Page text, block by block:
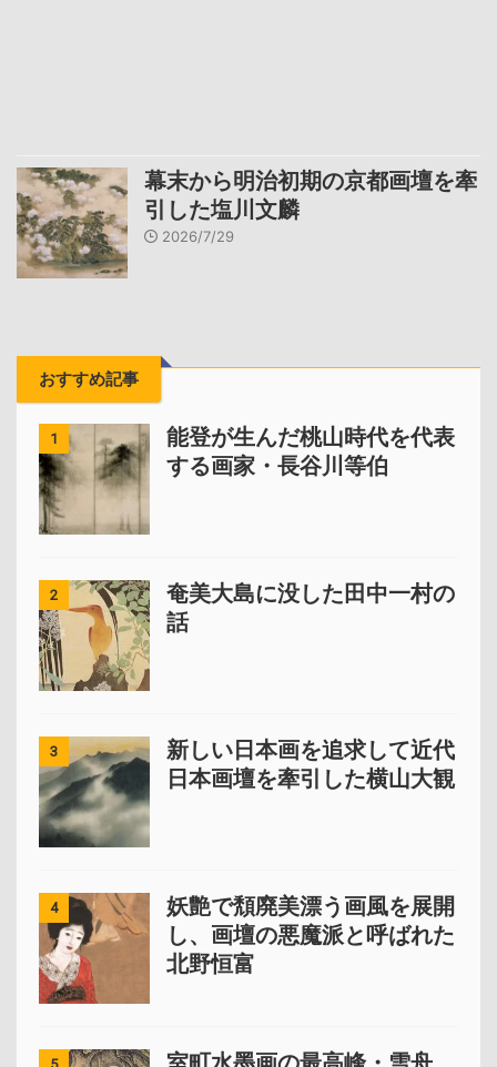
幕末から明治初期の京都画壇を牽
引した塩川文麟
2026/7/29
おすすめ記事
1
能登が生んだ桃山時代を代表
する画家・長谷川等伯
2
奄美大島に没した田中一村の
話
3
新しい日本画を追求して近代
日本画壇を牽引した横山大観
4
妖艶で頽廃美漂う画風を展開
し、画壇の悪魔派と呼ばれた
北野恒富